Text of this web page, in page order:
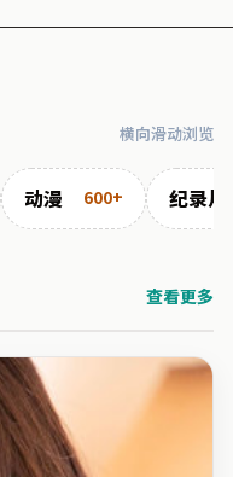
横向滑动浏览
动漫 600+ 纪录片
查看更多